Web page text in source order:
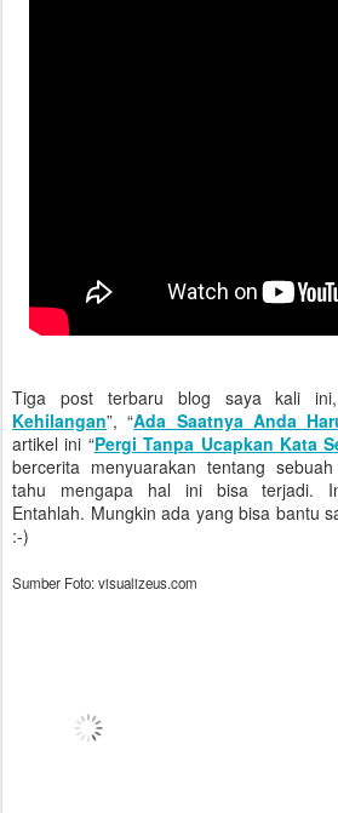
Tiga post terbaru blog saya kali
Kehilangan”, “Ada Saatnya Anda
artikel ini “Pergi Tanpa Ucapkan Kata
bercerita menyuarakan tentang
tahu mengapa hal ini bisa terjadi.
Entahlah. Mungkin ada yang bisa bantu
:-)
Sumber Foto: visualizeus.com